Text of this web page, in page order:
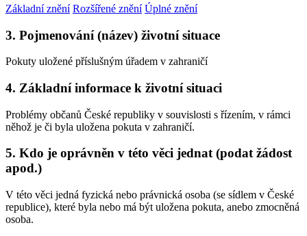
Základní znění Rozšířené znění Úplné znění
3. Pojmenování (název) životní situace
Pokuty uložené příslušným úřadem v zahraničí
4. Základní informace k životní situaci
Problémy občanů České republiky v souvislosti s řízením, v rámci
něhož je či byla uložena pokuta v zahraničí.
5. Kdo je oprávněn v této věci jednat (podat žádost
apod.)
V této věci jedná fyzická nebo právnická osoba (se sídlem v České
republice), které byla nebo má být uložena pokuta, anebo zmocněná
osoba.